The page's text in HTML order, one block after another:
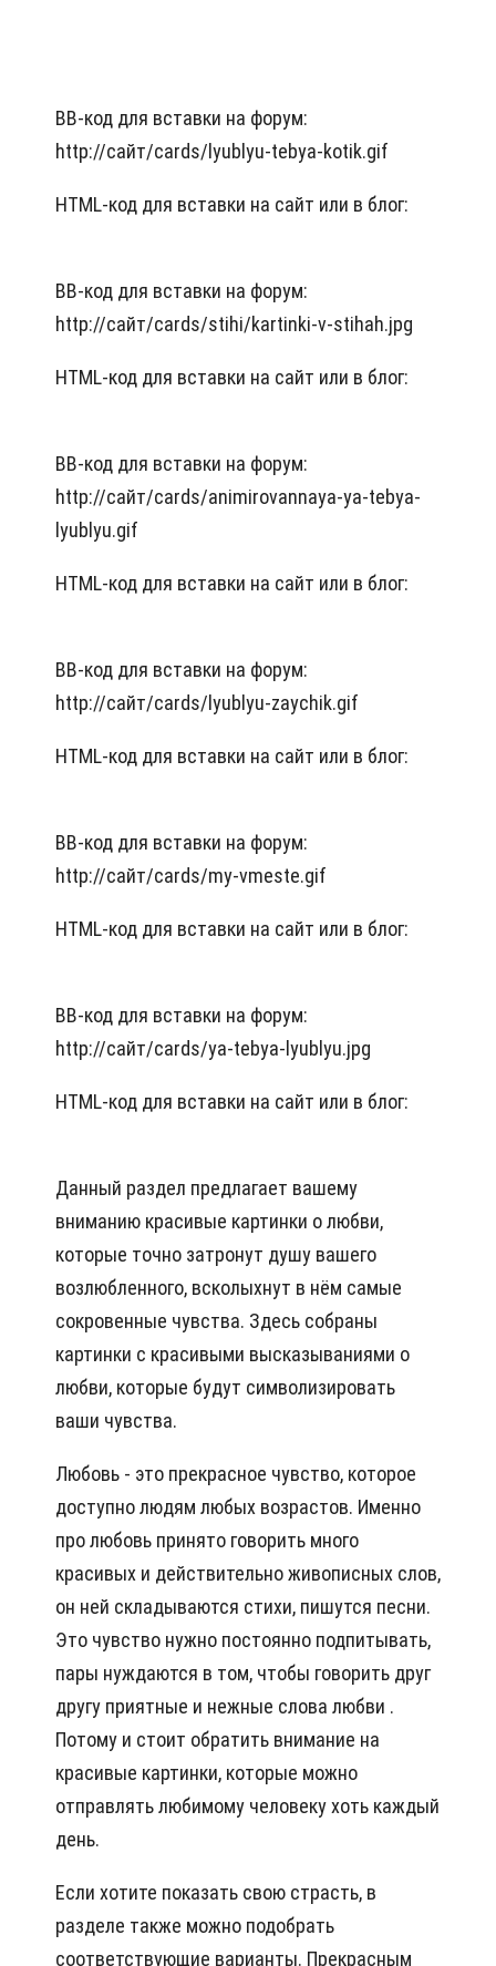
BB-код для вставки на форум:
http://сайт/cards/lyublyu-tebya-kotik.gif
HTML-код для вставки на сайт или в блог:
BB-код для вставки на форум:
http://сайт/cards/stihi/kartinki-v-stihah.jpg
HTML-код для вставки на сайт или в блог:
BB-код для вставки на форум:
http://сайт/cards/animirovannaya-ya-tebya-
lyublyu.gif
HTML-код для вставки на сайт или в блог:
BB-код для вставки на форум:
http://сайт/cards/lyublyu-zaychik.gif
HTML-код для вставки на сайт или в блог:
BB-код для вставки на форум:
http://сайт/cards/my-vmeste.gif
HTML-код для вставки на сайт или в блог:
BB-код для вставки на форум:
http://сайт/cards/ya-tebya-lyublyu.jpg
HTML-код для вставки на сайт или в блог:
Данный раздел предлагает вашему
вниманию красивые картинки о любви,
которые точно затронут душу вашего
возлюбленного, всколыхнут в нём самые
сокровенные чувства. Здесь собраны
картинки с красивыми высказываниями о
любви, которые будут символизировать
ваши чувства.
Любовь - это прекрасное чувство, которое
доступно людям любых возрастов. Именно
про любовь принято говорить много
красивых и действительно живописных слов,
он ней складываются стихи, пишутся песни.
Это чувство нужно постоянно подпитывать,
пары нуждаются в том, чтобы говорить друг
другу приятные и нежные слова любви .
Потому и стоит обратить внимание на
красивые картинки, которые можно
отправлять любимому человеку хоть каждый
день.
Если хотите показать свою страсть, в
разделе также можно подобрать
соответствующие варианты. Прекрасным